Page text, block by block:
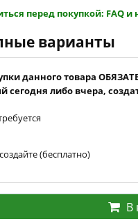
перед покупкой: FAQ и
варианты
данного товара
сегодня либо вчера,
(бесплатно)
В